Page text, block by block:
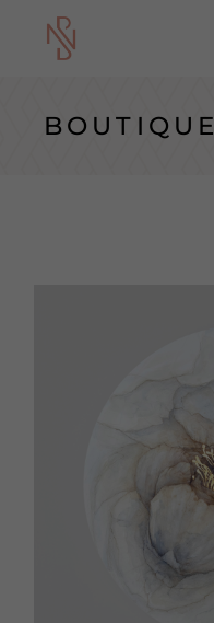
BOUTIQUE